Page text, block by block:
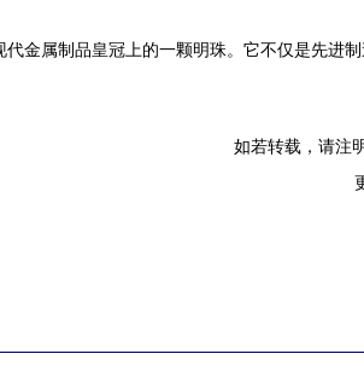
金属制品皇冠上的一颗明珠。它不仅是先进
如若转载，请注